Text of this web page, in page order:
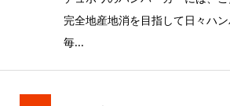
完全地産地消を目指して日々ハ
毎...